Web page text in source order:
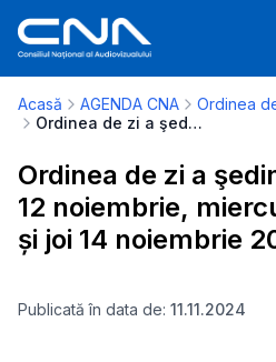
Acasă AGENDA CNA
Ordinea
Ordinea de zi a şedințelor de marți 12 noiembrie, miercuri 13 noiembrie și joi 14 noiembrie 2024 - ora 10:00
Ordinea de zi a
12 noiembrie,
și joi 14 noiembrie
Publicată în data de: 11.11.2024